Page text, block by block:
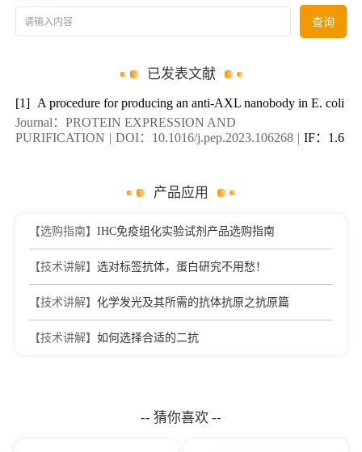
请输入内容 查询
已发表文献
[1] A procedure for producing an anti-AXL nanobody in E. coli
Journal：PROTEIN EXPRESSION AND
PURIFICATION | DOI：10.1016/j.pep.2023.106268 | IF：1.6
产品应用
【选购指南】 IHC免疫组化实验试剂产品选购指南
【技术讲解】 选对标签抗体，蛋白研究不用愁！
【技术讲解】 化学发光及其所需的抗体抗原之抗原篇
【技术讲解】 如何选择合适的二抗
-- 猜你喜欢 --